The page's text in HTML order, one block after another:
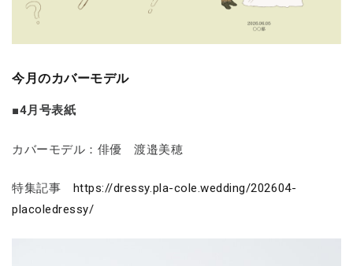
今月のカバーモデル
■4月号表紙
カバーモデル：俳優 渡邉美穂
特集記事
https://dressy.pla-cole.wedding/202604-
placoledressy/